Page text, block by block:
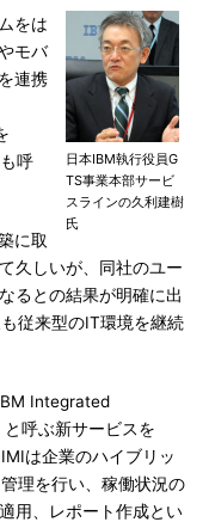
日本IBM執行役員G
TS事業本部サービ
スラインの久利建樹
氏
をは
モバ
連携
呼
に取
久しいが、同社のユー
るとの結果が明確に出
従来型のIT環境を継続
Integrated
呼ぶ新サービスを
は企業のハイブリッ
理を行い、稼働状況の
用、レポート作成とい